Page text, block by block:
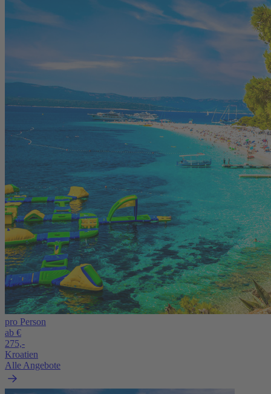
pro Person
ab €
275,-
Kroatien
Alle Angebote